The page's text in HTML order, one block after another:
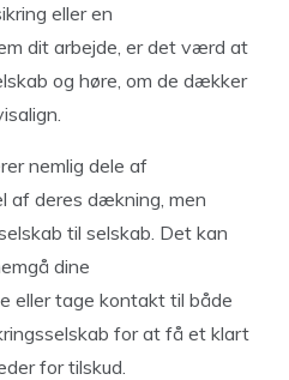
eller en
dit arbejde, er det værd at
og høre, om de dækker
nemlig dele af
af deres dækning, men
til selskab. Det kan
dine
eller tage kontakt til både
for at få et klart
for tilskud.